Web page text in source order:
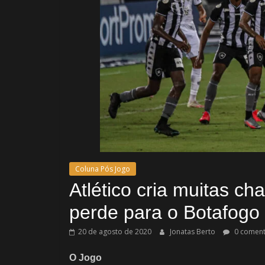
Coluna Pós Jogo
Atlético cria muitas
perde para o Botafogo
20 de agosto de 2020 Jonatas Berto 0
O Jogo